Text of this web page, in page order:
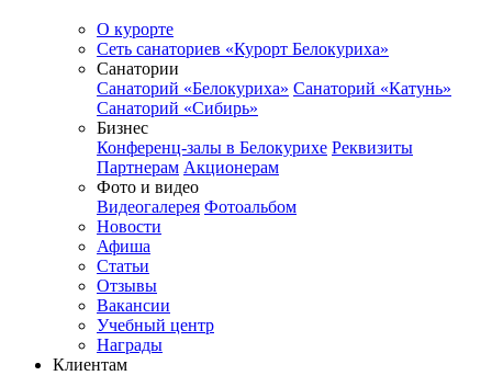
О курорте
Сеть санаториев «Курорт Белокуриха»
Санатории
Санаторий «Белокуриха» Санаторий «Катунь»
Санаторий «Сибирь»
Бизнес
Конференц-залы в Белокурихе Реквизиты
Партнерам Акционерам
Фото и видео
Видеогалерея Фотоальбом
Новости
Афиша
Статьи
Отзывы
Вакансии
Учебный центр
Награды
Клиентам